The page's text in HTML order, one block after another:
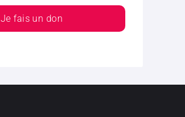
Je fais un don